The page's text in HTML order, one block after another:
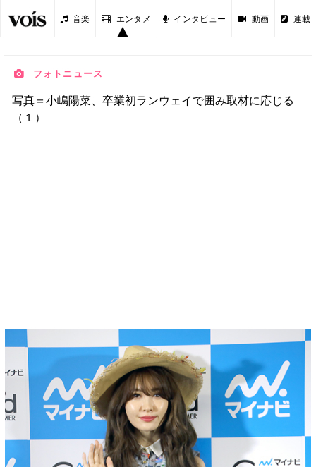
音楽 エンタメ インタビュー 動画 連載
フォトニュース
写真＝小嶋陽菜、卒業初ランウェイで囲み取材に応じる
（１）